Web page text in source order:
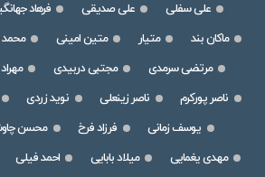
علی سفلی
علی صدیقی فرهاد
ماکان بند
متیار متین امینی
مرتضی سرمدی
مجتبی دربیدی
ناصر پورکرم
ناصر زینعلی نوید زردی
یوسف زمانی
فرزاد فرخ محسن
مهدی یغمایی
میلاد بابایی احمد فیلی